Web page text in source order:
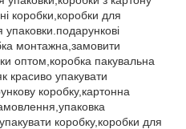
коробки,коробки для
упаковки.подарункові
монтажна,замовити
оптом,коробка пакувальна
красиво упакувати
коробку,картонна
коробку,коробки для